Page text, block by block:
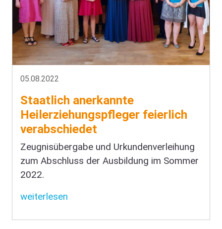
05.08.2022
Staatlich anerkannte
Heilerziehungspfleger feierlich
verabschiedet
Zeugnisübergabe und Urkundenverleihung
zum Abschluss der Ausbildung im Sommer
2022.
weiterlesen